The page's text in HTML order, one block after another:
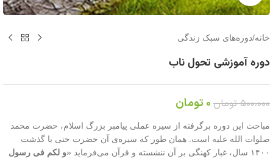
خانه/دوره‌های سبک زندگی
دوره آموزشی تحول ناب
500،000 تومان 0 تومان
مباحث این دوره برگرفته از سیره عملی پیامبر بزرگ اسلام، حضرت محمد
صلوات الله علیه است. همان طور که سیره‌ی آن حضرت حتی با گذشت
۱۴۰۰ سال، غبار کهنگی بر آن ننشسته و قرآن می‌فرماید «
و لکم فی رسول